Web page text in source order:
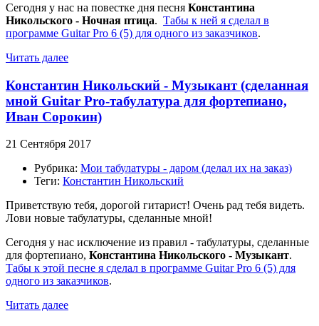
Сегодня у нас на повестке дня песня Константина
Никольского - Ночная птица. Табы к ней я сделал в
программе Guitar Pro 6 (5) для одного из заказчиков.
Читать далее
Константин Никольский - Музыкант (сделанная
мной Guitar Pro-табулатура для фортепиано,
Иван Сорокин)
21 Сентября 2017
Рубрика: Мои табулатуры - даром (делал их на заказ)
Теги: Константин Никольский
Приветствую тебя, дорогой гитарист! Очень рад тебя видеть.
Лови новые табулатуры, сделанные мной!
Сегодня у нас исключение из правил - табулатуры, сделанные
для фортепиано, Константина Никольского - Музыкант.
Табы к этой песне я сделал в программе Guitar Pro 6 (5) для
одного из заказчиков.
Читать далее